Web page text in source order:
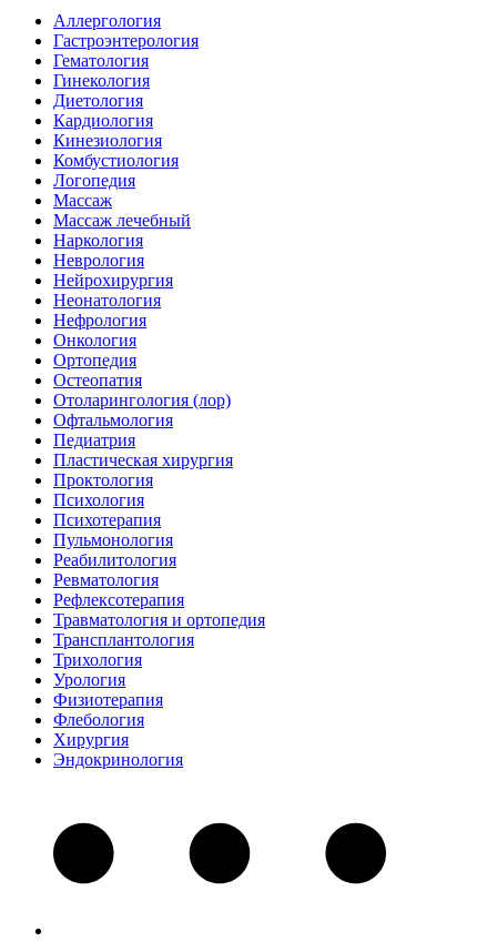
Аллергология
Гастроэнтерология
Гематология
Гинекология
Диетология
Кардиология
Кинезиология
Комбустиология
Логопедия
Массаж
Массаж лечебный
Наркология
Неврология
Нейрохирургия
Неонатология
Нефрология
Онкология
Ортопедия
Остеопатия
Отоларингология (лор)
Офтальмология
Педиатрия
Пластическая хирургия
Проктология
Психология
Психотерапия
Пульмонология
Реабилитология
Ревматология
Рефлексотерапия
Травматология и ортопедия
Трансплантология
Трихология
Урология
Физиотерапия
Флебология
Хирургия
Эндокринология